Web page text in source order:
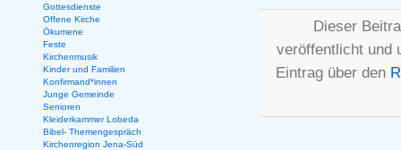
Dieser
veröffentlicht und
Eintrag über den
Gottesdienste
Offene Kirche
Ökumene
Feste
Kirchenmusik
Kinder und Familien
Konfirmand*innen
Junge Gemeinde
Senioren
Kleiderkammer Lobeda
Bibel- Themengespräch
Kirchenregion Jena-Süd